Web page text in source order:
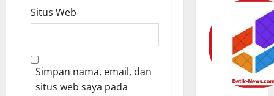
Situs Web
Simpan nama, email, dan
situs web saya pada
TNI &
R
i
b
u
a